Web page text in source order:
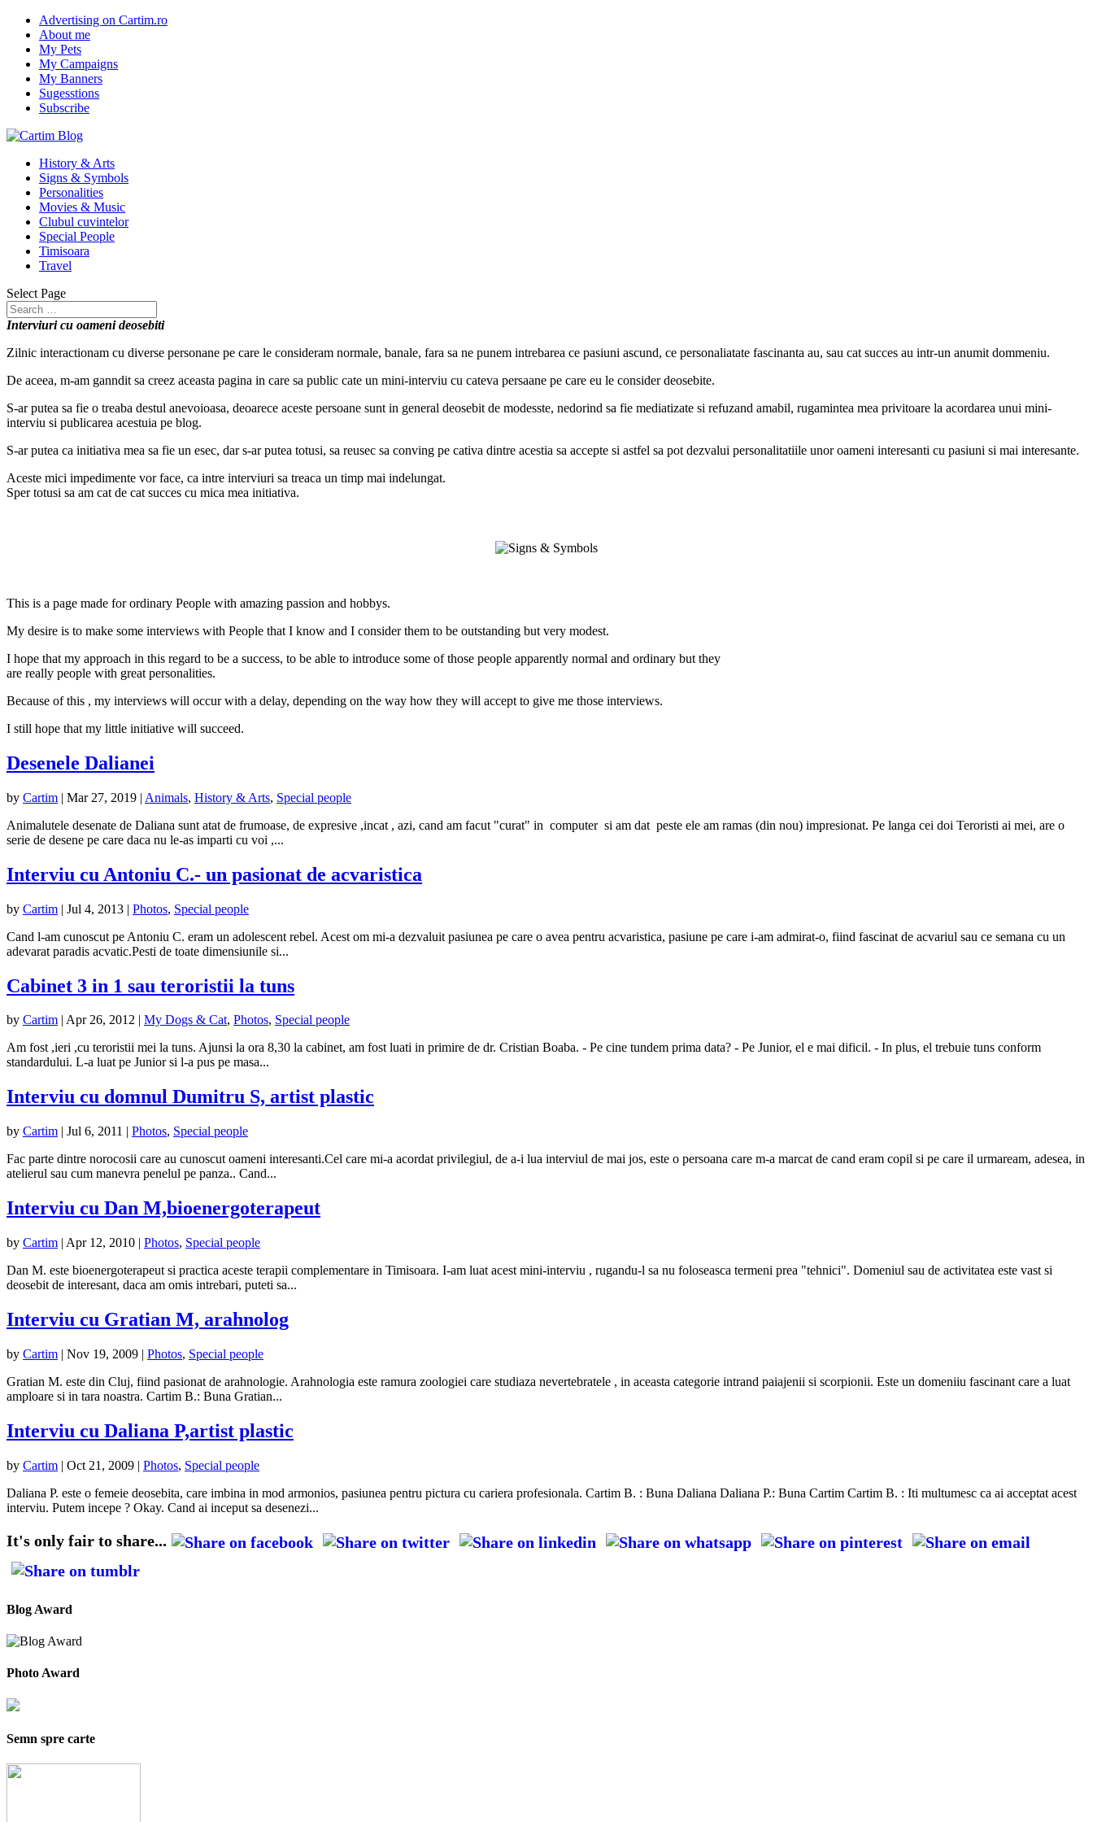
Advertising on Cartim.ro
About me
My Pets
My Campaigns
My Banners
Sugesstions
Subscribe
History & Arts
Signs & Symbols
Personalities
Movies & Music
Clubul cuvintelor
Special People
Timisoara
Travel
Select Page
Interviuri cu oameni deosebiti
Zilnic interactionam cu diverse personane pe care le consideram normale, banale, fara sa ne punem intrebarea ce pasiuni ascund, ce personaliatate fascinanta au, sau cat succes au intr-un anumit dommeniu.
De aceea, m-am ganndit sa creez aceasta pagina in care sa public cate un mini-interviu cu cateva persaane pe care eu le consider deosebite.
S-ar putea sa fie o treaba destul anevoioasa, deoarece aceste persoane sunt in general deosebit de modesste, nedorind sa fie mediatizate si refuzand amabil, rugamintea mea privitoare la acordarea unui mini-
interviu si publicarea acestuia pe blog.
S-ar putea ca initiativa mea sa fie un esec, dar s-ar putea totusi, sa reusec sa conving pe cativa dintre acestia sa accepte si astfel sa pot dezvalui personalitatiile unor oameni interesanti cu pasiuni si mai interesante.
Aceste mici impedimente vor face, ca intre interviuri sa treaca un timp mai indelungat.
Sper totusi sa am cat de cat succes cu mica mea initiativa.
This is a page made for ordinary People with amazing passion and hobbys.
My desire is to make some interviews with People that I know and I consider them to be outstanding but very modest.
I hope that my approach in this regard to be a success, to be able to introduce some of those people apparently normal and ordinary but they
are really people with great personalities.
Because of this , my interviews will occur with a delay, depending on the way how they will accept to give me those interviews.
I still hope that my little initiative will succeed.
Desenele Dalianei
by Cartim | Mar 27, 2019 | Animals, History & Arts, Special people
Animalutele desenate de Daliana sunt atat de frumoase, de expresive ,incat , azi, cand am facut "curat" in computer si am dat peste ele am ramas (din nou) impresionat. Pe langa cei doi Teroristi ai mei, are o
serie de desene pe care daca nu le-as imparti cu voi ,...
Interviu cu Antoniu C.- un pasionat de acvaristica
by Cartim | Jul 4, 2013 | Photos, Special people
Cand l-am cunoscut pe Antoniu C. eram un adolescent rebel. Acest om mi-a dezvaluit pasiunea pe care o avea pentru acvaristica, pasiune pe care i-am admirat-o, fiind fascinat de acvariul sau ce semana cu un
adevarat paradis acvatic.Pesti de toate dimensiunile si...
Cabinet 3 in 1 sau teroristii la tuns
by Cartim | Apr 26, 2012 | My Dogs & Cat, Photos, Special people
Am fost ,ieri ,cu teroristii mei la tuns. Ajunsi la ora 8,30 la cabinet, am fost luati in primire de dr. Cristian Boaba. - Pe cine tundem prima data? - Pe Junior, el e mai dificil. - In plus, el trebuie tuns conform
standardului. L-a luat pe Junior si l-a pus pe masa...
Interviu cu domnul Dumitru S, artist plastic
by Cartim | Jul 6, 2011 | Photos, Special people
Fac parte dintre norocosii care au cunoscut oameni interesanti.Cel care mi-a acordat privilegiul, de a-i lua interviul de mai jos, este o persoana care m-a marcat de cand eram copil si pe care il urmaream, adesea, in
atelierul sau cum manevra penelul pe panza.. Cand...
Interviu cu Dan M,bioenergoterapeut
by Cartim | Apr 12, 2010 | Photos, Special people
Dan M. este bioenergoterapeut si practica aceste terapii complementare in Timisoara. I-am luat acest mini-interviu , rugandu-l sa nu foloseasca termeni prea "tehnici". Domeniul sau de activitatea este vast si
deosebit de interesant, daca am omis intrebari, puteti sa...
Interviu cu Gratian M, arahnolog
by Cartim | Nov 19, 2009 | Photos, Special people
Gratian M. este din Cluj, fiind pasionat de arahnologie. Arahnologia este ramura zoologiei care studiaza nevertebratele , in aceasta categorie intrand paiajenii si scorpionii. Este un domeniiu fascinant care a luat
amploare si in tara noastra. Cartim B.: Buna Gratian...
Interviu cu Daliana P,artist plastic
by Cartim | Oct 21, 2009 | Photos, Special people
Daliana P. este o femeie deosebita, care imbina in mod armonios, pasiunea pentru pictura cu cariera profesionala. Cartim B. : Buna Daliana Daliana P.: Buna Cartim Cartim B. : Iti multumesc ca ai acceptat acest
interviu. Putem incepe ? Okay. Cand ai inceput sa desenezi...
It's only fair to share...
Blog Award
Photo Award
Semn spre carte